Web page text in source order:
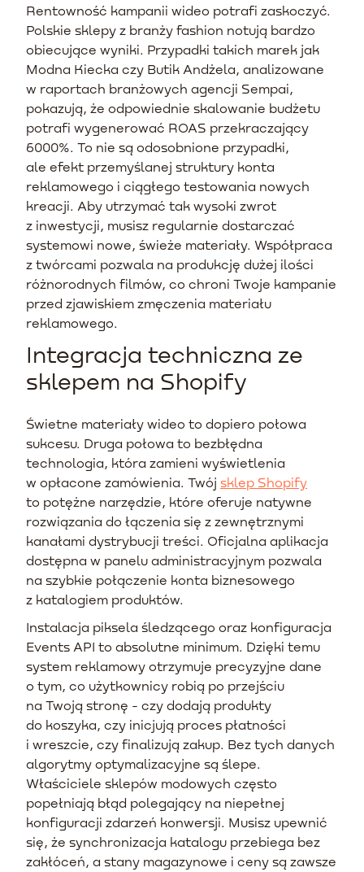
Rentowność kampanii wideo potrafi zaskoczyć.
Polskie sklepy z branży fashion notują bardzo
obiecujące wyniki. Przypadki takich marek jak
Modna Kiecka czy Butik Andżela, analizowane
w raportach branżowych agencji Sempai,
pokazują, że odpowiednie skalowanie budżetu
potrafi wygenerować ROAS przekraczający
6000%. To nie są odosobnione przypadki,
ale efekt przemyślanej struktury konta
reklamowego i ciągłego testowania nowych
kreacji. Aby utrzymać tak wysoki zwrot
z inwestycji, musisz regularnie dostarczać
systemowi nowe, świeże materiały. Współpraca
z twórcami pozwala na produkcję dużej ilości
różnorodnych filmów, co chroni Twoje kampanie
przed zjawiskiem zmęczenia materiału
reklamowego.
Integracja techniczna ze
sklepem na Shopify
Świetne materiały wideo to dopiero połowa
sukcesu. Druga połowa to bezbłędna
technologia, która zamieni wyświetlenia
w opłacone zamówienia. Twój sklep Shopify
to potężne narzędzie, które oferuje natywne
rozwiązania do łączenia się z zewnętrznymi
kanałami dystrybucji treści. Oficjalna aplikacja
dostępna w panelu administracyjnym pozwala
na szybkie połączenie konta biznesowego
z katalogiem produktów.
Instalacja piksela śledzącego oraz konfiguracja
Events API to absolutne minimum. Dzięki temu
system reklamowy otrzymuje precyzyjne dane
o tym, co użytkownicy robią po przejściu
na Twoją stronę - czy dodają produkty
do koszyka, czy inicjują proces płatności
i wreszcie, czy finalizują zakup. Bez tych danych
algorytmy optymalizacyjne są ślepe.
Właściciele sklepów modowych często
popełniają błąd polegający na niepełnej
konfiguracji zdarzeń konwersji. Musisz upewnić
się, że synchronizacja katalogu przebiega bez
zakłóceń, a stany magazynowe i ceny są zawsze